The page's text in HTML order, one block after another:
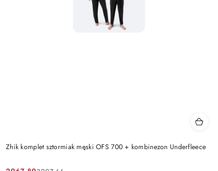
Zhik komplet sztormiak męski OFS 700 + kombinezon Underfleece